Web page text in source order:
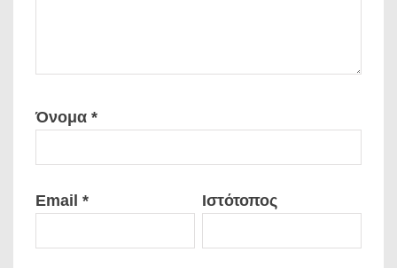
Όνομα *
Email * Ιστότοπος